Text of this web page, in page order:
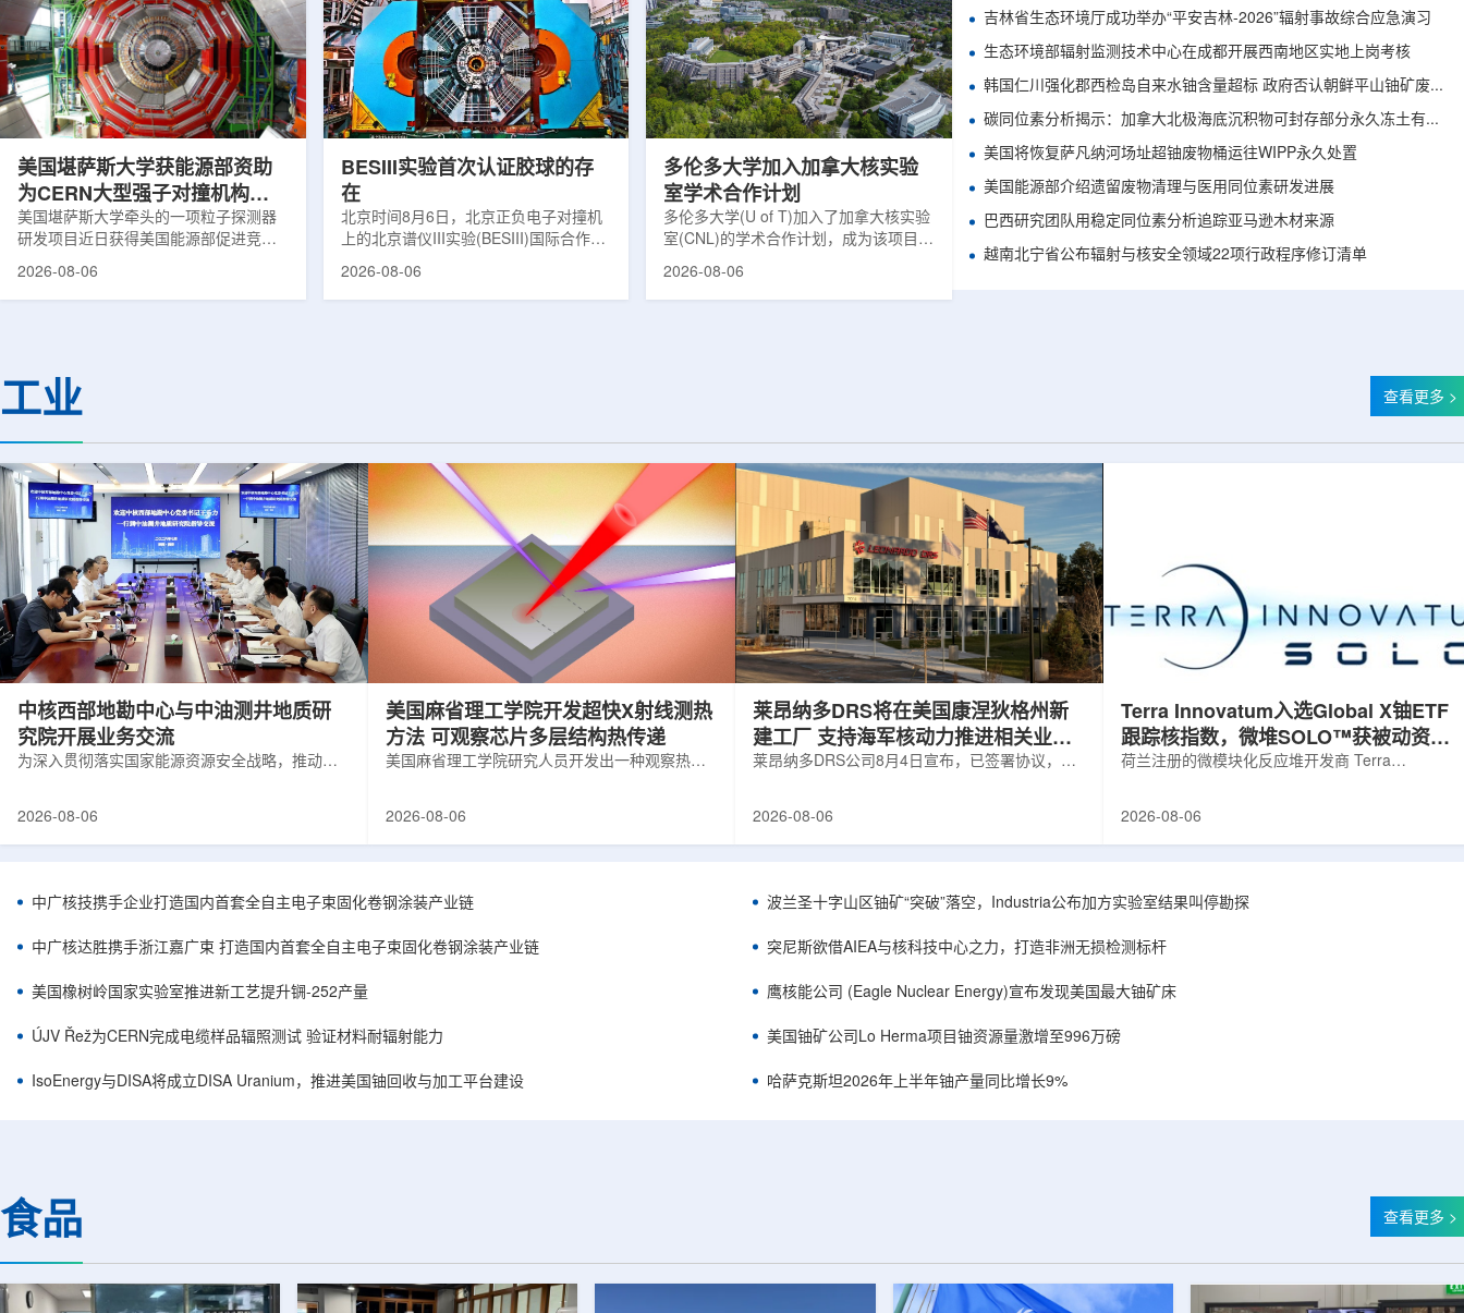
统热流测量方法在面对真实电子器件的
多层结构时存在局限，例如常用的时域
热反射法难以区分不同材料层中的热传
输情况，红外成像等方法也难以在微小
尺度上捕捉快速变化。为解决这一问
题...
费米实验室制造了一台极其灵敏的5.7亿
像素数字相机DECam，并将其安装在位
于智利安第斯山脉的美国国家科学基金
会托洛洛山美洲际天文台的布兰科4米望
远镜上。(图片由Reidar Hahn/费米国家
加速...
智能框架，它整合了实验数据、模拟和
高性能计算，用于预测微小缺陷如何影
响微电子器件的性能和寿命。(图片由
ChatGPT 提供。)微电子器件广泛用于
智能手机、笔记本电脑、安全通信和人
工...
美国堪萨斯大学获能源部资助
为CERN大型强子对撞机构建
新一代探测器
美国堪萨斯大学牵头的一项粒子探测器
研发项目近日获得美国能源部促进竞争
性研究的既定计划(DOE EPSCoR)资
萨斯大学物理与天文系教授迈克尔·默里
和堪萨斯大学杰出教授克里斯托夫·罗永
2026-08-06
BESIII实验首次认证胶球的存
在
北京时间8月6日，北京正负电子对撞机
上的北京谱仪III实验(BESIII)国际合作组
在巴西举行的国际高能物理大会(ICHEP
互...
2026-08-06
多伦多大学加入加拿大核实验
室学术合作计划
多伦多大学(U of T)加入了加拿大核实验
室(CNL)的学术合作计划，成为该项目中
的第十家参与机构。这项举措旨在加强
2026-08-06
吉林省生态环境厅成功举办“平安吉林-2026”辐射事故综合应急演习
生态环境部辐射监测技术中心在成都开展西南地区实地上岗考核
韩国仁川强化郡西检岛自来水铀含量超标 政府否认朝鲜平山铀矿废水影响
碳同位素分析揭示：加拿大北极海底沉积物可封存部分永久冻土有机碳
美国将恢复萨凡纳河场址超铀废物桶运往WIPP永久处置
美国能源部介绍遗留废物清理与医用同位素研发进展
巴西研究团队用稳定同位素分析追踪亚马逊木材来源
越南北宁省公布辐射与核安全领域22项行政程序修订清单
工业 查看更多 >
中核西部地勘中心与中油测井地质研
究院开展业务交流
为深入贯彻落实国家能源资源安全战略，推动油
地质研究院，开展专项技术交流研讨。会上，中
内油气测井成套装备、井下探测、岩石物理实
验、智能测井解释、深井探测及多源地质数据解
析等成熟技术体系，并结合实战案例分享了含油
气盆地铀矿勘查经验。王乐力介绍了西部中...
2026-08-06
美国麻省理工学院开发超快X射线测热
方法 可观察芯片多层结构热传递
美国麻省理工学院研究人员开发出一种观察热量
寸不断缩小、功率密度持续提高，器件过热正成
在面对真实电子器件的多层结构时存在局限，例
如常用的时域热反射法难以区分不同材料层中的
热传输情况，红外成像等方法也难以在微小尺度
上捕捉快速变化。为解决这一问题...
2026-08-06
莱昂纳多DRS将在美国康涅狄格州新
建工厂 支持海军核动力推进相关业务
增长
莱昂纳多DRS公司8月4日宣布，已签署协议，将
并为公司在核能领域的后续增长提供空间和基础
尔德帕克里奇路120号，占地约14.1087万平方英
尺。工厂建成后，将整合目前分布在康涅狄格州
丹伯里和贝瑟尔三个地点的业务。该设施预计于
2027年初投入使用，若最终设计和租户装修工...
2026-08-06
Terra Innovatum入选Global X铀ETF
跟踪核指数，微堆SOLO™获被动资金
曝光
荷兰注册的微模块化反应堆开发商 Terra
Arca: URA，资管超50亿美元)的跟踪基准，本次
CEO Alessandro Petruzzi 称，这使被动/主题投
资者可通过指数直接触达其 SOLO™ 微堆故事，
与 Cameco、Kazatomprom、Centrus、Oklo、
NuScale、X-energy、三菱重...
2026-08-06
中广核技携手企业打造国内首套全自主电子束固化卷钢涂装产业链
中广核达胜携手浙江嘉广束 打造国内首套全自主电子束固化卷钢涂装产业链
美国橡树岭国家实验室推进新工艺提升锎-252产量
ÚJV Řež为CERN完成电缆样品辐照测试 验证材料耐辐射能力
IsoEnergy与DISA将成立DISA Uranium，推进美国铀回收与加工平台建设
波兰圣十字山区铀矿“突破”落空，Industria公布加方实验室结果叫停勘探
突尼斯欲借AIEA与核科技中心之力，打造非洲无损检测标杆
鹰核能公司 (Eagle Nuclear Energy)宣布发现美国最大铀矿床
美国铀矿公司Lo Herma项目铀资源量激增至996万磅
哈萨克斯坦2026年上半年铀产量同比增长9%
食品 查看更多 >